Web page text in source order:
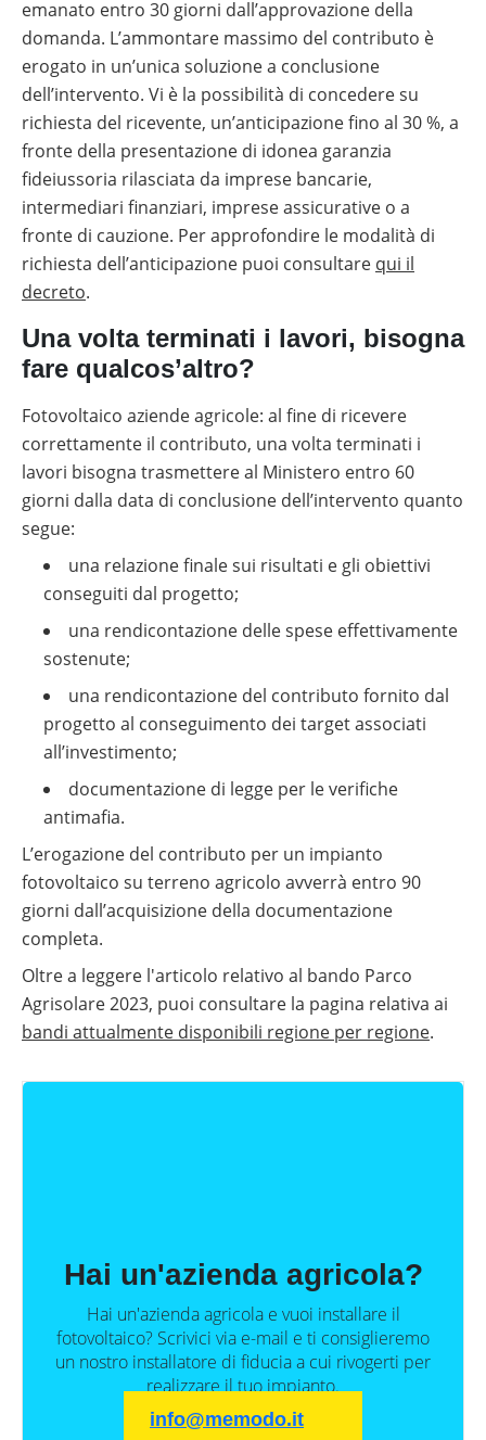
emanato entro 30 giorni dall’approvazione della
domanda. L’ammontare massimo del contributo è
erogato in un’unica soluzione a conclusione
dell’intervento. Vi è la possibilità di concedere su
richiesta del ricevente, un’anticipazione fino al 30 %, a
fronte della presentazione di idonea garanzia
fideiussoria rilasciata da imprese bancarie,
intermediari finanziari, imprese assicurative o a
fronte di cauzione. Per approfondire le modalità di
richiesta dell’anticipazione puoi consultare qui il
decreto.
Una volta terminati i lavori, bisogna
fare qualcos’altro?
Fotovoltaico aziende agricole: al fine di ricevere
correttamente il contributo, una volta terminati i
lavori bisogna trasmettere al Ministero entro 60
giorni dalla data di conclusione dell’intervento quanto
segue:
una relazione finale sui risultati e gli obiettivi
conseguiti dal progetto;
una rendicontazione delle spese effettivamente
sostenute;
una rendicontazione del contributo fornito dal
progetto al conseguimento dei target associati
all’investimento;
documentazione di legge per le verifiche
antimafia.
L’erogazione del contributo per un impianto
fotovoltaico su terreno agricolo avverrà entro 90
giorni dall’acquisizione della documentazione
completa.
Oltre a leggere l'articolo relativo al bando Parco
Agrisolare 2023, puoi consultare la pagina relativa ai
bandi attualmente disponibili regione per regione.
Hai un'azienda agricola?
Hai un'azienda agricola e vuoi installare il
fotovoltaico? Scrivici via e-mail e ti consiglieremo
un nostro installatore di fiducia a cui rivogerti per
realizzare il tuo impianto.
info@memodo.it